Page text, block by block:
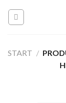
START /